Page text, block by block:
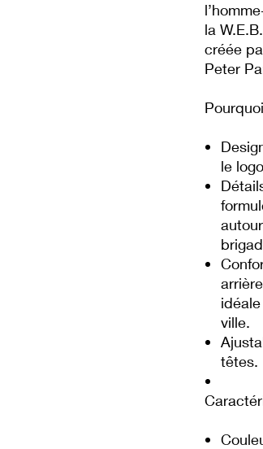
la
créée
Peter
le
ville.
têtes.